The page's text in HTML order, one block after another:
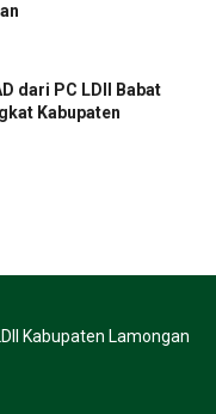
dari PC LDII Babat
Kabupaten
Kabupaten Lamongan